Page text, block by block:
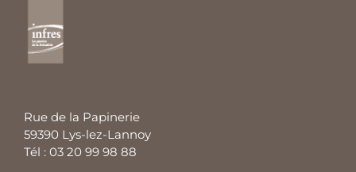
Rue de la Papinerie
59390 Lys-lez-Lannoy
Tél : 03 20 99 98 88